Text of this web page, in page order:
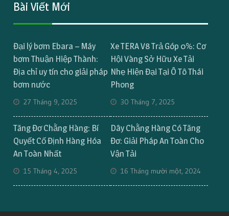
Bài Viết Mới
Đại lý bơm Ebara – Máy
bơm Thuận Hiệp Thành:
Địa chỉ uy tín cho giải pháp
bơm nước
27 Tháng 9, 2025
Xe TERA V8 Trả Góp 0%: Cơ
Hội Vàng Sở Hữu Xe Tải
Nhẹ Hiện Đại Tại Ô Tô Thái
Phong
30 Tháng 7, 2025
Tăng Đơ Chằng Hàng: Bí
Quyết Cố Định Hàng Hóa
An Toàn Nhất
15 Tháng 4, 2025
Dây Chằng Hàng Có Tăng
Đơ: Giải Pháp An Toàn Cho
Vận Tải
16 Tháng mười một, 2024